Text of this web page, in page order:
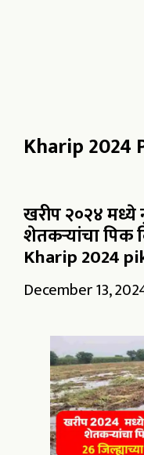
Kharip 2024
खरीप २०२४
शेतकऱ्यांचा पिक
Kharip 2024
December 13,